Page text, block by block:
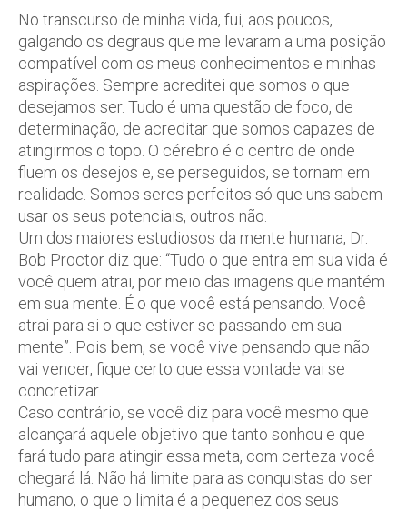
No transcurso de minha vida, fui, aos poucos,
galgando os degraus que me levaram a uma posição
compatível com os meus conhecimentos e minhas
aspirações. Sempre acreditei que somos o que
desejamos ser. Tudo é uma questão de foco, de
determinação, de acreditar que somos capazes de
atingirmos o topo. O cérebro é o centro de onde
fluem os desejos e, se perseguidos, se tornam em
realidade. Somos seres perfeitos só que uns sabem
usar os seus potenciais, outros não.
Um dos maiores estudiosos da mente humana, Dr.
Bob Proctor diz que: “Tudo o que entra em sua vida é
você quem atrai, por meio das imagens que mantém
em sua mente. É o que você está pensando. Você
atrai para si o que estiver se passando em sua
mente”. Pois bem, se você vive pensando que não
vai vencer, fique certo que essa vontade vai se
concretizar.
Caso contrário, se você diz para você mesmo que
alcançará aquele objetivo que tanto sonhou e que
fará tudo para atingir essa meta, com certeza você
chegará lá. Não há limite para as conquistas do ser
humano, o que o limita é a pequenez dos seus